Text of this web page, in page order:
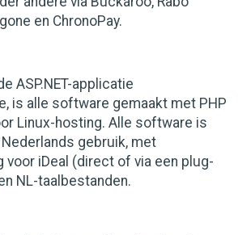
en ChronoPay.
ASP.NET-applicatie
is alle software gemaakt met PHP
Linux-hosting. Alle software is
gebruik, met
voor iDeal (direct of via een plug-
NL-taalbestanden.